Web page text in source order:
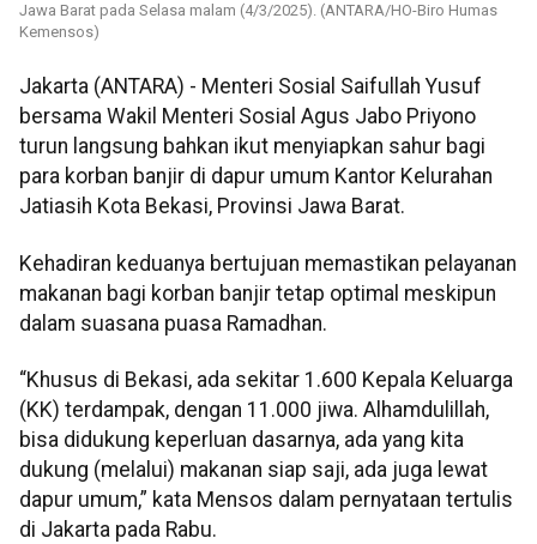
Jawa Barat pada Selasa malam (4/3/2025). (ANTARA/HO-Biro Humas
Kemensos)
Jakarta (ANTARA) - Menteri Sosial Saifullah Yusuf
bersama Wakil Menteri Sosial Agus Jabo Priyono
turun langsung bahkan ikut menyiapkan sahur bagi
para korban banjir di dapur umum Kantor Kelurahan
Jatiasih Kota Bekasi, Provinsi Jawa Barat.
Kehadiran keduanya bertujuan memastikan pelayanan
makanan bagi korban banjir tetap optimal meskipun
dalam suasana puasa Ramadhan.
“Khusus di Bekasi, ada sekitar 1.600 Kepala Keluarga
(KK) terdampak, dengan 11.000 jiwa. Alhamdulillah,
bisa didukung keperluan dasarnya, ada yang kita
dukung (melalui) makanan siap saji, ada juga lewat
dapur umum,” kata Mensos dalam pernyataan tertulis
di Jakarta pada Rabu.